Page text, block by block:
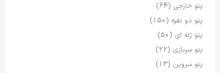
پتو خارجی (64)
پتو دو نفره (150)
پتو ژله ای (50)
پتو سربازی (22)
پتو سروین (13)